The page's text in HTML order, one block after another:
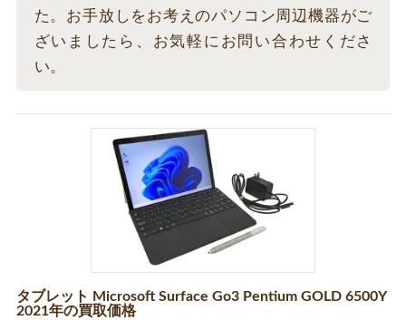
た。お手放しをお考えのパソコン周辺機器がご
ざいましたら、お気軽にお問い合わせくださ
い。
タブレット Microsoft Surface Go3 Pentium GOLD 6500Y
2021年の買取価格